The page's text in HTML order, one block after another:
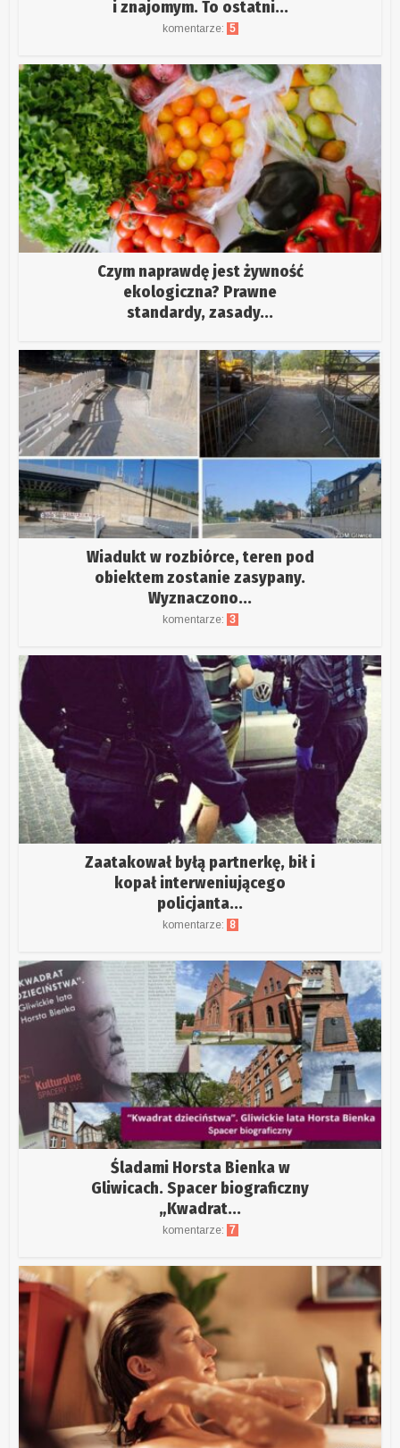
i znajomym. To ostatni...
komentarze: 5
Czym naprawdę jest żywność
ekologiczna? Prawne
standardy, zasady...
Wiadukt w rozbiórce, teren pod
obiektem zostanie zasypany.
Wyznaczono...
komentarze: 3
Zaatakował byłą partnerkę, bił i
kopał interweniującego
policjanta...
komentarze: 8
Śladami Horsta Bienka w
Gliwicach. Spacer biograficzny
„Kwadrat...
komentarze: 7